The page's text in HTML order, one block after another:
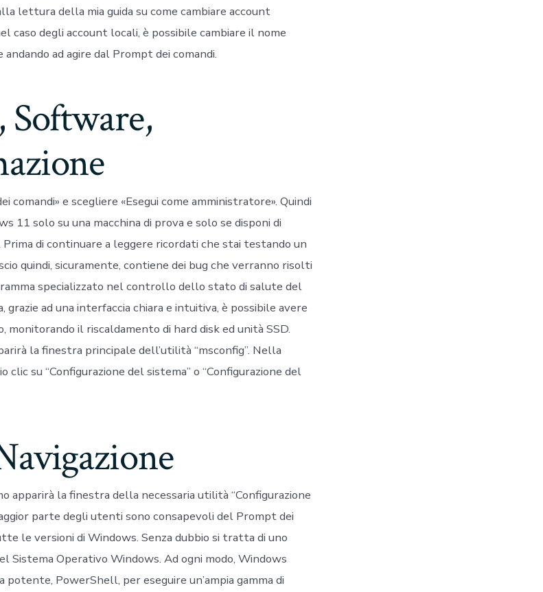
lettura della mia guida su come cambiare account
caso degli account locali, è possibile cambiare il nome
ad agire dal Prompt dei comandi.
Software,
comandi» e scegliere «Esegui come amministratore». Quindi
11 solo su una macchina di prova e solo se disponi di
di continuare a leggere ricordati che stai testando un
quindi, sicuramente, contiene dei bug che verranno risolti
specializzato nel controllo dello stato di salute del
ad una interfaccia chiara e intuitiva, è possibile avere
il riscaldamento di hard disk ed unità SSD.
la finestra principale dell’utilità “msconfig”. Nella
clic su “Configurazione del sistema” o “Configurazione del
apparirà la finestra della necessaria utilità “Configurazione
parte degli utenti sono consapevoli del Prompt dei
le versioni di Windows. Senza dubbio si tratta di uno
Sistema Operativo Windows. Ad ogni modo, Windows
PowerShell, per eseguire un’ampia gamma di